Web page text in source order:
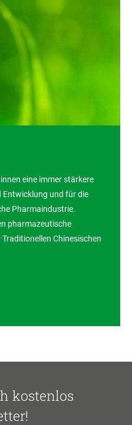
eine immer stärkere
und für die
Pharmaindustrie.
pharmazeutische
Chinesischen
kostenlos